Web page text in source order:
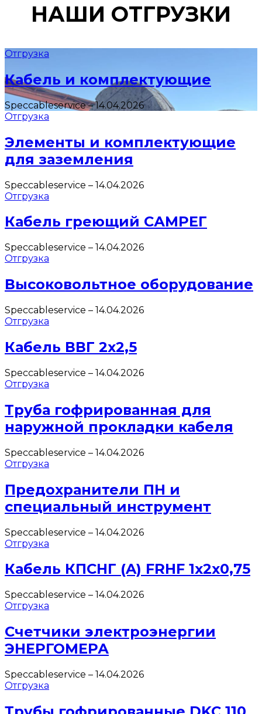
НАШИ ОТГРУЗКИ
Отгрузка
Кабель и комплектующие
Speccableservice–14.04.2026
Отгрузка
Элементы и комплектующие
для заземления
Speccableservice – 14.04.2026
Отгрузка
Кабель греющий САМРЕГ
Speccableservice – 14.04.2026
Отгрузка
Высоковольтное оборудование
Speccableservice – 14.04.2026
Отгрузка
Кабель ВВГ 2х2,5
Speccableservice – 14.04.2026
Отгрузка
Труба гофрированная для
наружной прокладки кабеля
Speccableservice – 14.04.2026
Отгрузка
Предохранители ПН и
специальный инструмент
Speccableservice – 14.04.2026
Отгрузка
Кабель КПСНГ (A) FRHF 1х2х0,75
Speccableservice – 14.04.2026
Отгрузка
Счетчики электроэнергии
ЭНЕРГОМЕРА
Speccableservice – 14.04.2026
Отгрузка